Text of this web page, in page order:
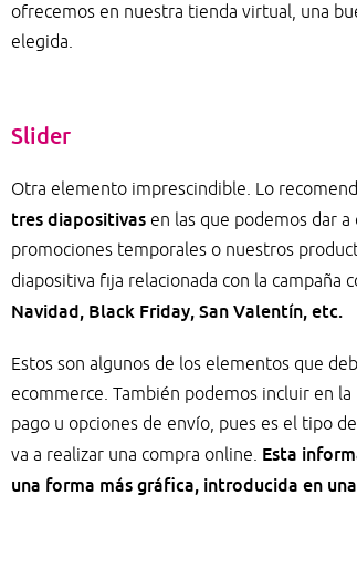
ofrecemos en nuestra tienda virtual, una
elegida.
Slider
Otra elemento imprescindible. Lo
tres diapositivas en las que podemos dar
promociones temporales o nuestros
diapositiva fija relacionada con la campaña
Navidad, Black Friday, San Valentín, etc.
Estos son algunos de los elementos que
ecommerce. También podemos incluir en
pago u opciones de envío, pues es el tipo
va a realizar una compra online. Esta
una forma más gráfica, introducida en